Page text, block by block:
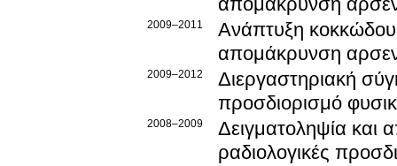
απομάκρυνση
2009–2011
Ανάπτυξη
απομάκρυνση
2009–2012
Διεργαστηριακή
προσδιορισμό
2008–2009
Δειγματοληψία και
ραδιολογικές